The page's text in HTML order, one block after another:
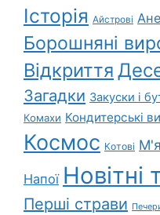
Історія Айстрові
Борошняні
Відкриття
Загадки Закуски і
Комахи Кондитерські
Космос Котові
Напої Новітні
Перші страви